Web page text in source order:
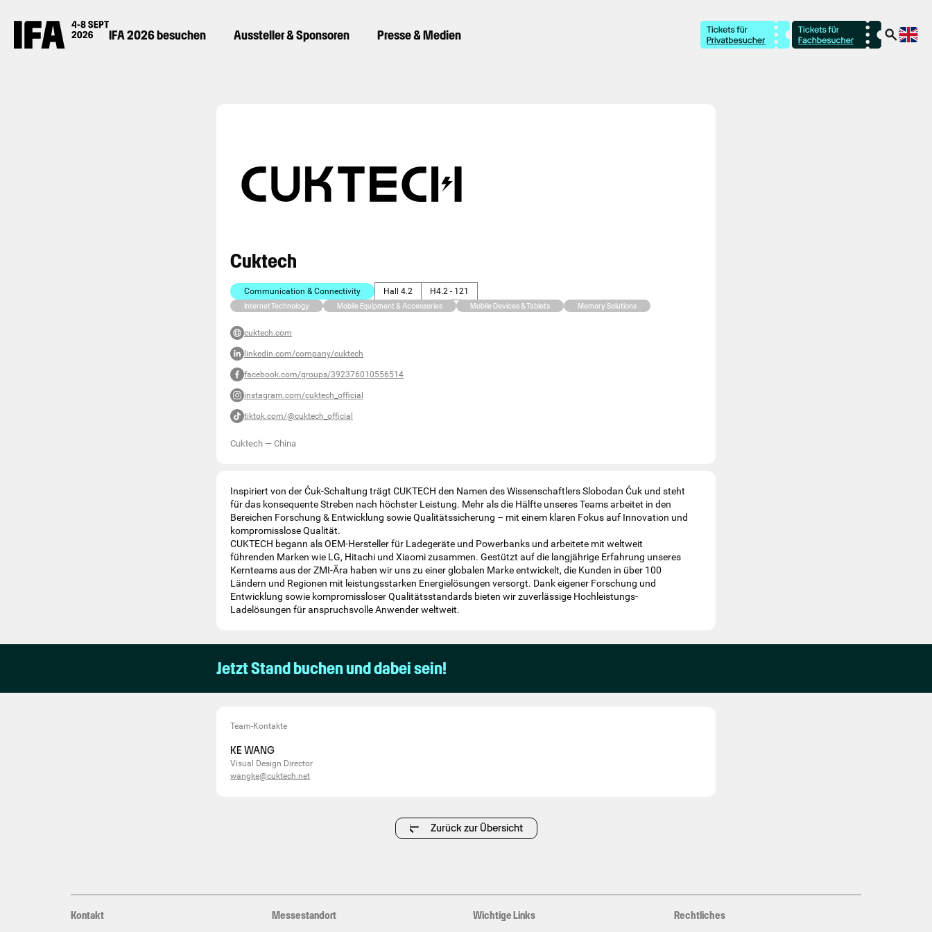
IFA 2026 besuchen Aussteller & Sponsoren Presse & Medien
Cuktech
Communication & Connectivity Hall 4.2 H4.2 - 121
Internet Technology Mobile Equipment & Accessories Mobile Devices & Tablets Memory Solutions
cuktech.com
linkedin.com/company/cuktech
facebook.com/groups/392376010556514
instagram.com/cuktech_official
tiktok.com/@cuktech_official
Cuktech — China
Inspiriert von der Ćuk-Schaltung trägt CUKTECH den Namen des Wissenschaftlers Slobodan Ćuk und steht
für das konsequente Streben nach höchster Leistung. Mehr als die Hälfte unseres Teams arbeitet in den
Bereichen Forschung & Entwicklung sowie Qualitätssicherung – mit einem klaren Fokus auf Innovation und
kompromisslose Qualität.
CUKTECH begann als OEM-Hersteller für Ladegeräte und Powerbanks und arbeitete mit weltweit
führenden Marken wie LG, Hitachi und Xiaomi zusammen. Gestützt auf die langjährige Erfahrung unseres
Kernteams aus der ZMI-Ära haben wir uns zu einer globalen Marke entwickelt, die Kunden in über 100
Ländern und Regionen mit leistungsstarken Energielösungen versorgt. Dank eigener Forschung und
Entwicklung sowie kompromissloser Qualitätsstandards bieten wir zuverlässige Hochleistungs-
Ladelösungen für anspruchsvolle Anwender weltweit.
Jetzt Stand buchen und dabei sein!
Team-Kontakte
KE WANG
Visual Design Director
wangke@cuktech.net
Zurück zur Übersicht
Kontakt Messestandort Wichtige Links Rechtliches